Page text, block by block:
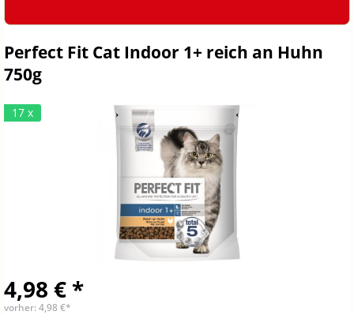
Perfect Fit Cat Indoor 1+ reich an Huhn
750g
17 x
4,98 € *
vorher: 4,98 €*